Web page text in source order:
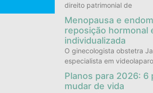
direito patrimonial de
Menopausa e
reposição hormonal
individualizada
O ginecologista obstetra
especialista em
Planos para 2026: 6
mudar de vida